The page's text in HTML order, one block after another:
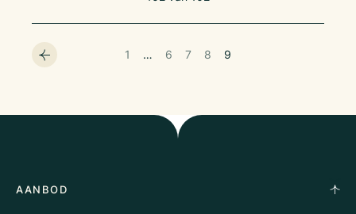
1 … 6 7 8 9
AANBOD